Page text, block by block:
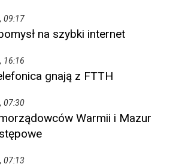
09:17
na szybki internet
16:16
gnają z FTTH
07:30
Warmii i Mazur
07:13